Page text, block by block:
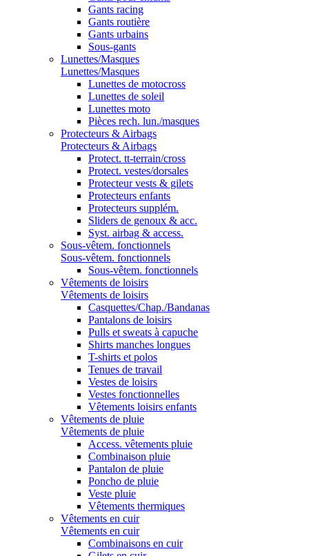
Gants racing
Gants routière
Gants urbains
Sous-gants
Lunettes/Masques
Lunettes/Masques
Lunettes de motocross
Lunettes de soleil
Lunettes moto
Pièces rech. lun./masques
Protecteurs & Airbags
Protecteurs & Airbags
Protect. tt-terrain/cross
Protect. vestes/dorsales
Protecteur vests & gilets
Protecteurs enfants
Protecteurs supplém.
Sliders de genoux & acc.
Syst. airbag & access.
Sous-vêtem. fonctionnels
Sous-vêtem. fonctionnels
Sous-vêtem. fonctionnels
Vêtements de loisirs
Vêtements de loisirs
Casquettes/Chap./Bandanas
Pantalons de loisirs
Pulls et sweats à capuche
Shirts manches longues
T-shirts et polos
Tenues de travail
Vestes de loisirs
Vestes fonctionnelles
Vêtements loisirs enfants
Vêtements de pluie
Vêtements de pluie
Access. vêtements pluie
Combinaison pluie
Pantalon de pluie
Poncho de pluie
Veste pluie
Vêtements thermiques
Vêtements en cuir
Vêtements en cuir
Combinaisons en cuir